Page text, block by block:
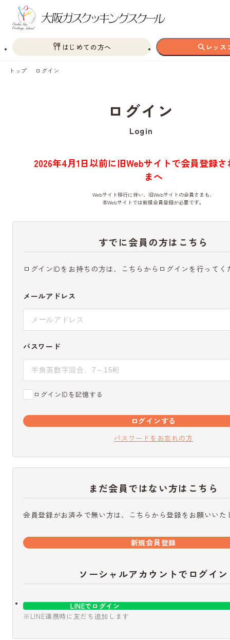
はじめての方へ レッス
トップ ログイン
ログイン
Login
2026年4月1日以前に旧Webサイトで会員登録
まへ
Webサイト移行に伴い、旧Webサイトの会員さまも、
本Webサイトでは新規会員登録が必要です。
すでに会員の方はこちら
ログインIDをお持ちの方は、こちらからログインを行ってく
メールアドレス
パスワード
ログインIDを記憶する
ログインする
パスワードをお忘れの方
まだ会員ではない方はこちら
会員登録がお済みで無い方は、こちらから登録をお願いいた
新規会員登録
ソーシャルアカウントでログイン
LINEでログイン
※LINE連携時に友だち追加します